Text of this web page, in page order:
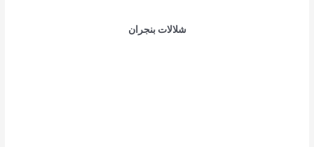
شلالات بنجران